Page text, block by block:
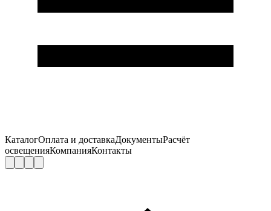
КаталогОплата и доставкаДокументыРасчёт
освещенияКомпанияКонтакты